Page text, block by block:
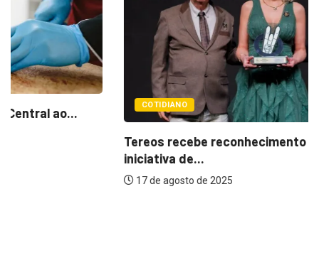
Tereos recebe reconhecimento nacional por